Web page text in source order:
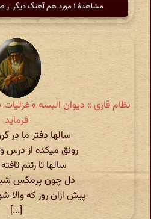
مشاهدهٔ ۱ مورد هم آهنگ دیگر از صوفی محمد هروی
فرماید
سالها دفتر ما در
رونق میکده از درس
سالها تا رتنم
دل چون پرمگس
پیش ازان روز که
[...]